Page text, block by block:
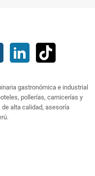
Instagram LinkedIn
gastronómica e industrial
pollerías, carnicerías y
alta calidad, asesoría